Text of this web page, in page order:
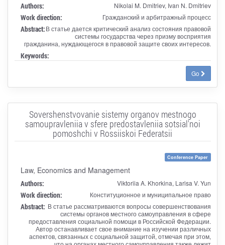
Authors: Nikolai M. Dmitriev, Ivan N. Dmitriev
Work direction: Гражданский и арбитражный процесс
Abstract:В статье дается критический анализ состояния правовой
системы государства через призму восприятия
гражданина, нуждающегося в правовой защите своих интересов.
Keywords:
Go
Sovershenstvovanie sistemy organov mestnogo
samoupravleniia v sfere predostavleniia sotsial'noi
pomoshchi v Rossiiskoi Federatsii
Conference Paper
Law, Economics and Management
Authors: Viktoriia A. Khorkina, Larisa V. Yun
Work direction: Конституционное и муниципальное право
Abstract: В статье рассматриваются вопросы совершенствования
системы органов местного самоуправления в сфере
предоставления социальной помощи в Российской Федерации.
Автор останавливает свое внимание на изучении различных
аспектов, связанных с социальной защитой, отмечая при этом,